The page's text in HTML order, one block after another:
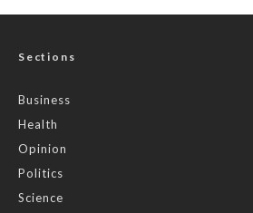
Sections
Business
Health
Opinion
Politics
Science